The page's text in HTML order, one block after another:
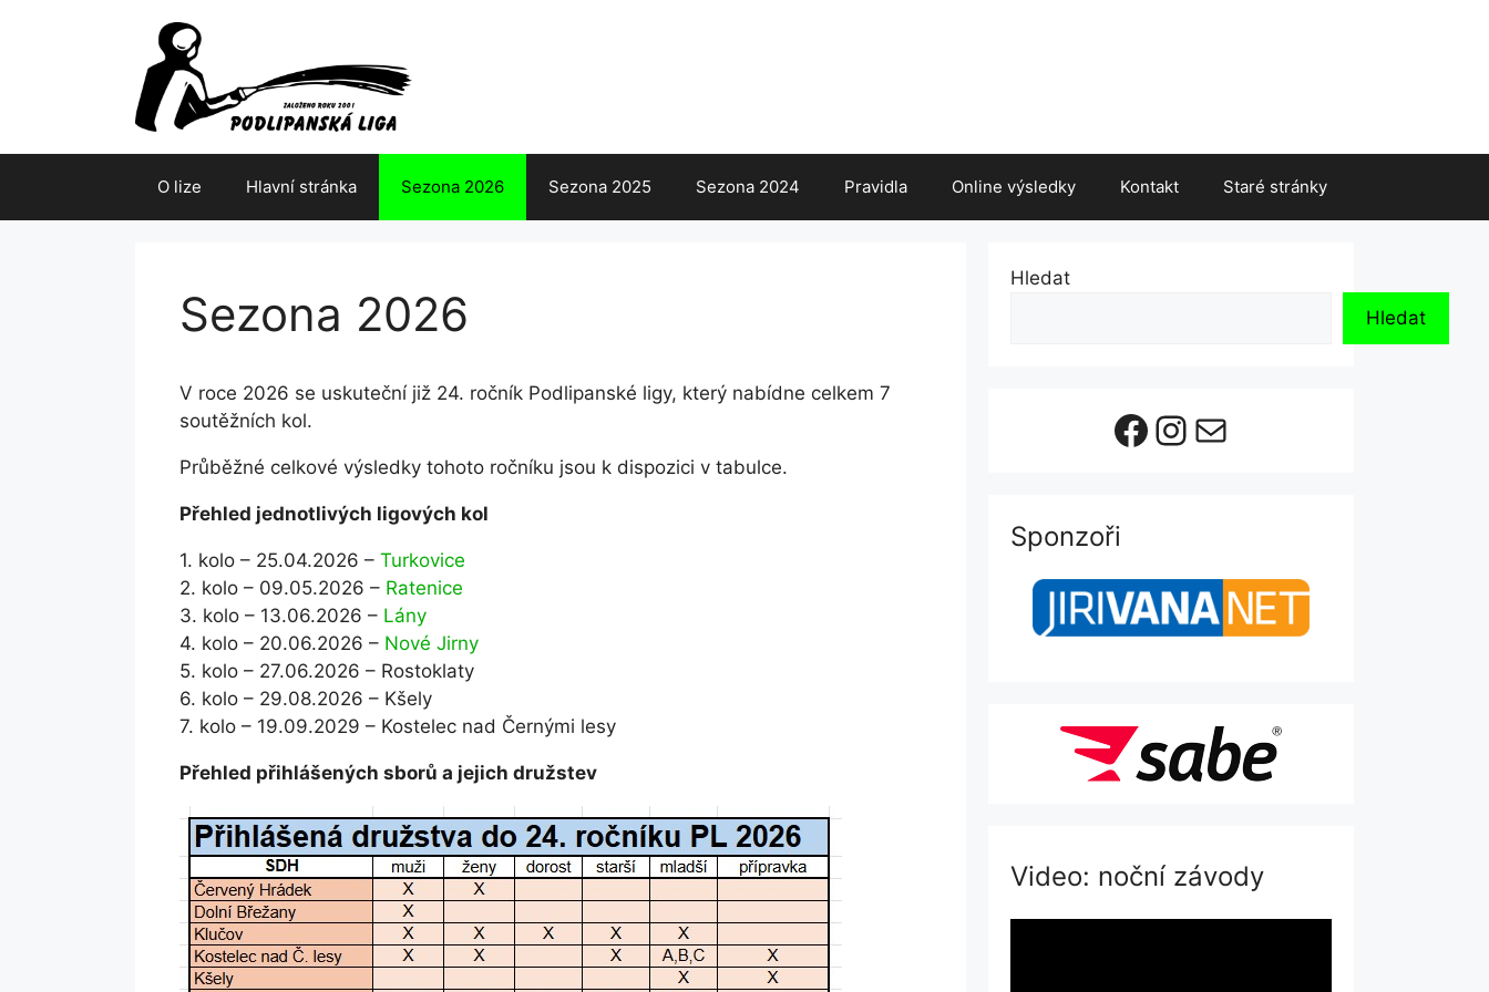
O lize Hlavní stránka Sezona 2026 Sezona 2025 Sezona 2024 Pravidla Online výsledky Kontakt Staré stránky
Sezona 2026
V roce 2026 se uskuteční již 24. ročník Podlipanské ligy, který nabídne celkem 7
soutěžních kol.
Průběžné celkové výsledky tohoto ročníku jsou k dispozici v tabulce.
Přehled jednotlivých ligových kol
1. kolo – 25.04.2026 – Turkovice
2. kolo – 09.05.2026 – Ratenice
3. kolo – 13.06.2026 – Lány
4. kolo – 20.06.2026 – Nové Jirny
5. kolo – 27.06.2026 – Rostoklaty
6. kolo – 29.08.2026 – Kšely
7. kolo – 19.09.2029 – Kostelec nad Černými lesy
Přehled přihlášených sborů a jejich družstev
Hledat
Hledat
Facebook
Instagram
E-mail
Sponzoři
Video: noční závody